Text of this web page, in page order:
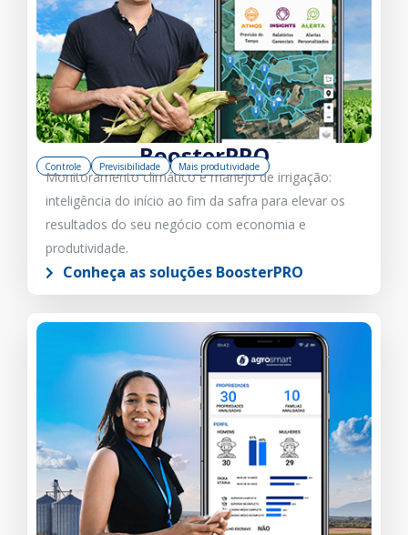
BoosterPRO
Controle Previsibilidade Mais produtividade
Monitoramento climático e manejo de irrigação:
inteligência do início ao fim da safra para elevar os
resultados do seu negócio com economia e
produtividade.
Conheça as soluções BoosterPRO